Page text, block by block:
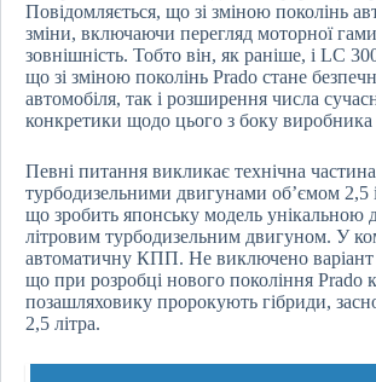
Повідомляється, що зі зміною поколінь
зміни, включаючи перегляд моторної
зовнішність. Тобто він, як раніше, і LC
що зі зміною поколінь Prado стане
автомобіля, так і розширення числа
конкретики щодо цього з боку виробника
Певні питання викликає технічна
турбодизельними двигунами об’ємом 2,5
що зробить японську модель унікальною
літровим турбодизельним двигуном. У
автоматичну КПП. Не виключено варіант
що при розробці нового покоління Prado
позашляховику пророкують гібриди,
2,5 літра.